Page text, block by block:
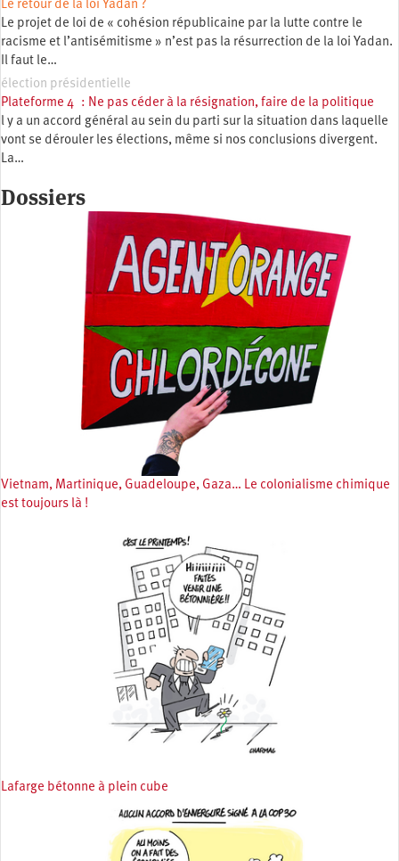
Le retour de la loi Yadan ?
Le projet de loi de « cohésion républicaine par la lutte contre le
racisme et l’antisémitisme » n’est pas la résurrection de la loi Yadan.
Il faut le…
élection présidentielle
Plateforme 4 : Ne pas céder à la résignation, faire de la politique
l y a un accord général au sein du parti sur la situation dans laquelle
vont se dérouler les élections, même si nos conclusions divergent.
La…
Dossiers
Vietnam, Martinique, Guadeloupe, Gaza… Le colonialisme chimique
est toujours là !
Lafarge bétonne à plein cube